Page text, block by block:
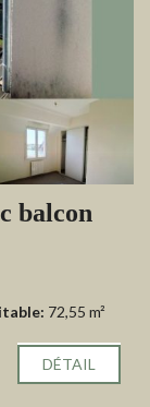
balcon
72,55 m²
DÉTAIL